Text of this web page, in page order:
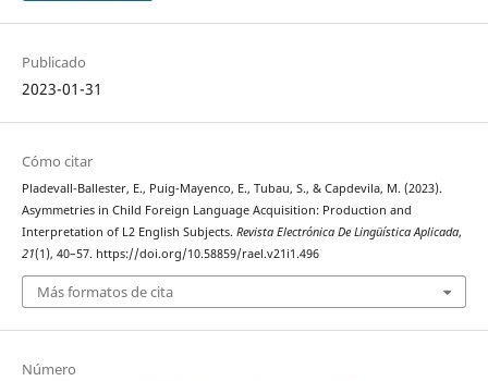
Publicado
2023-01-31
Cómo citar
Pladevall-Ballester, E., Puig-Mayenco, E., Tubau, S., & Capdevila, M. (2023).
Asymmetries in Child Foreign Language Acquisition: Production and
Interpretation of L2 English Subjects. Revista Electrónica De Lingüística Aplicada,
21(1), 40–57. https://doi.org/10.58859/rael.v21i1.496
Más formatos de cita
Número